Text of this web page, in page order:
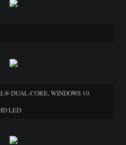
DUAL-CORE, WINDOWS 10
LED